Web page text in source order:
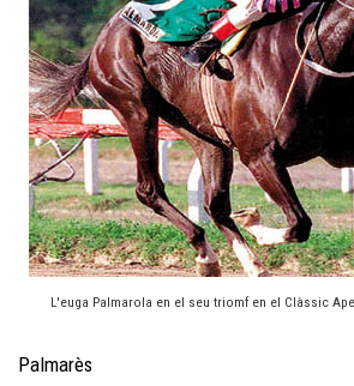
L'euga Palmarola en el seu triomf en el Clàssic
Palmarès